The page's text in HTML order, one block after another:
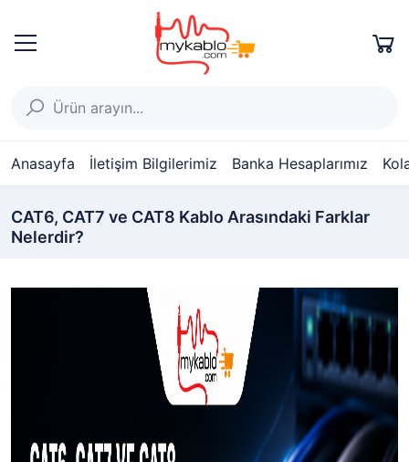
Anasayfa İletişim Bilgilerimiz Banka Hesaplarımız
CAT6, CAT7 ve CAT8 Kablo Arasındaki Farklar
Nelerdir?